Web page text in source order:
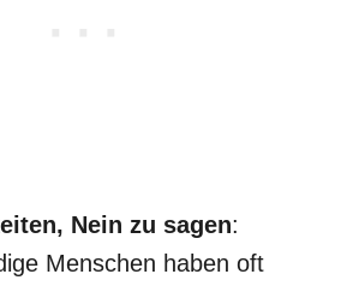
Nein zu sagen:
Menschen haben oft